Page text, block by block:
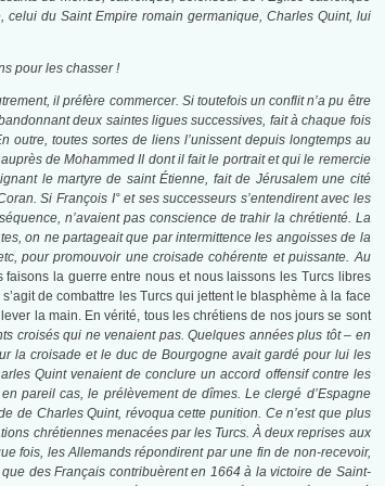
du Saint Empire romain germanique, Charles Quint, lui
pour les chasser !
il préfère commercer. Si toutefois un conflit n’a pu être
deux saintes ligues successives, fait à chaque fois
outre, toutes sortes de liens l’unissent depuis longtemps au
de Mohammed II dont il fait le portrait et qui le remercie
le martyre de saint Étienne, fait de Jérusalem une cité
Si François I° et ses successeurs s’entendirent avec les
n’avaient pas conscience de trahir la chrétienté. La
on ne partageait que par intermittence les angoisses de la
pour promouvoir une croisade cohérente et puissante. Au
la guerre entre nous et nous laissons les Turcs libres
de combattre les Turcs qui jettent le blasphème à la face
la main. En vérité, tous les chrétiens de nos jours se sont
croisés qui ne venaient pas. Quelques années plus tôt – en
la croisade et le duc de Bourgogne avait gardé pour lui les
Quint venaient de conclure un accord offensif contre les
pareil cas, le prélèvement de dîmes. Le clergé d’Espagne
de Charles Quint, révoqua cette punition. Ce n’est que plus
chrétiennes menacées par les Turcs. À deux reprises aux
fois, les Allemands répondirent par une fin de non-recevoir,
des Français contribuèrent en 1664 à la victoire de Saint-